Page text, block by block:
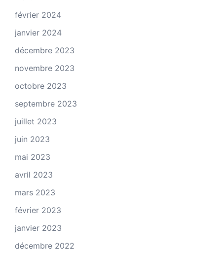
février 2024
janvier 2024
décembre 2023
novembre 2023
octobre 2023
septembre 2023
juillet 2023
juin 2023
mai 2023
avril 2023
mars 2023
février 2023
janvier 2023
décembre 2022